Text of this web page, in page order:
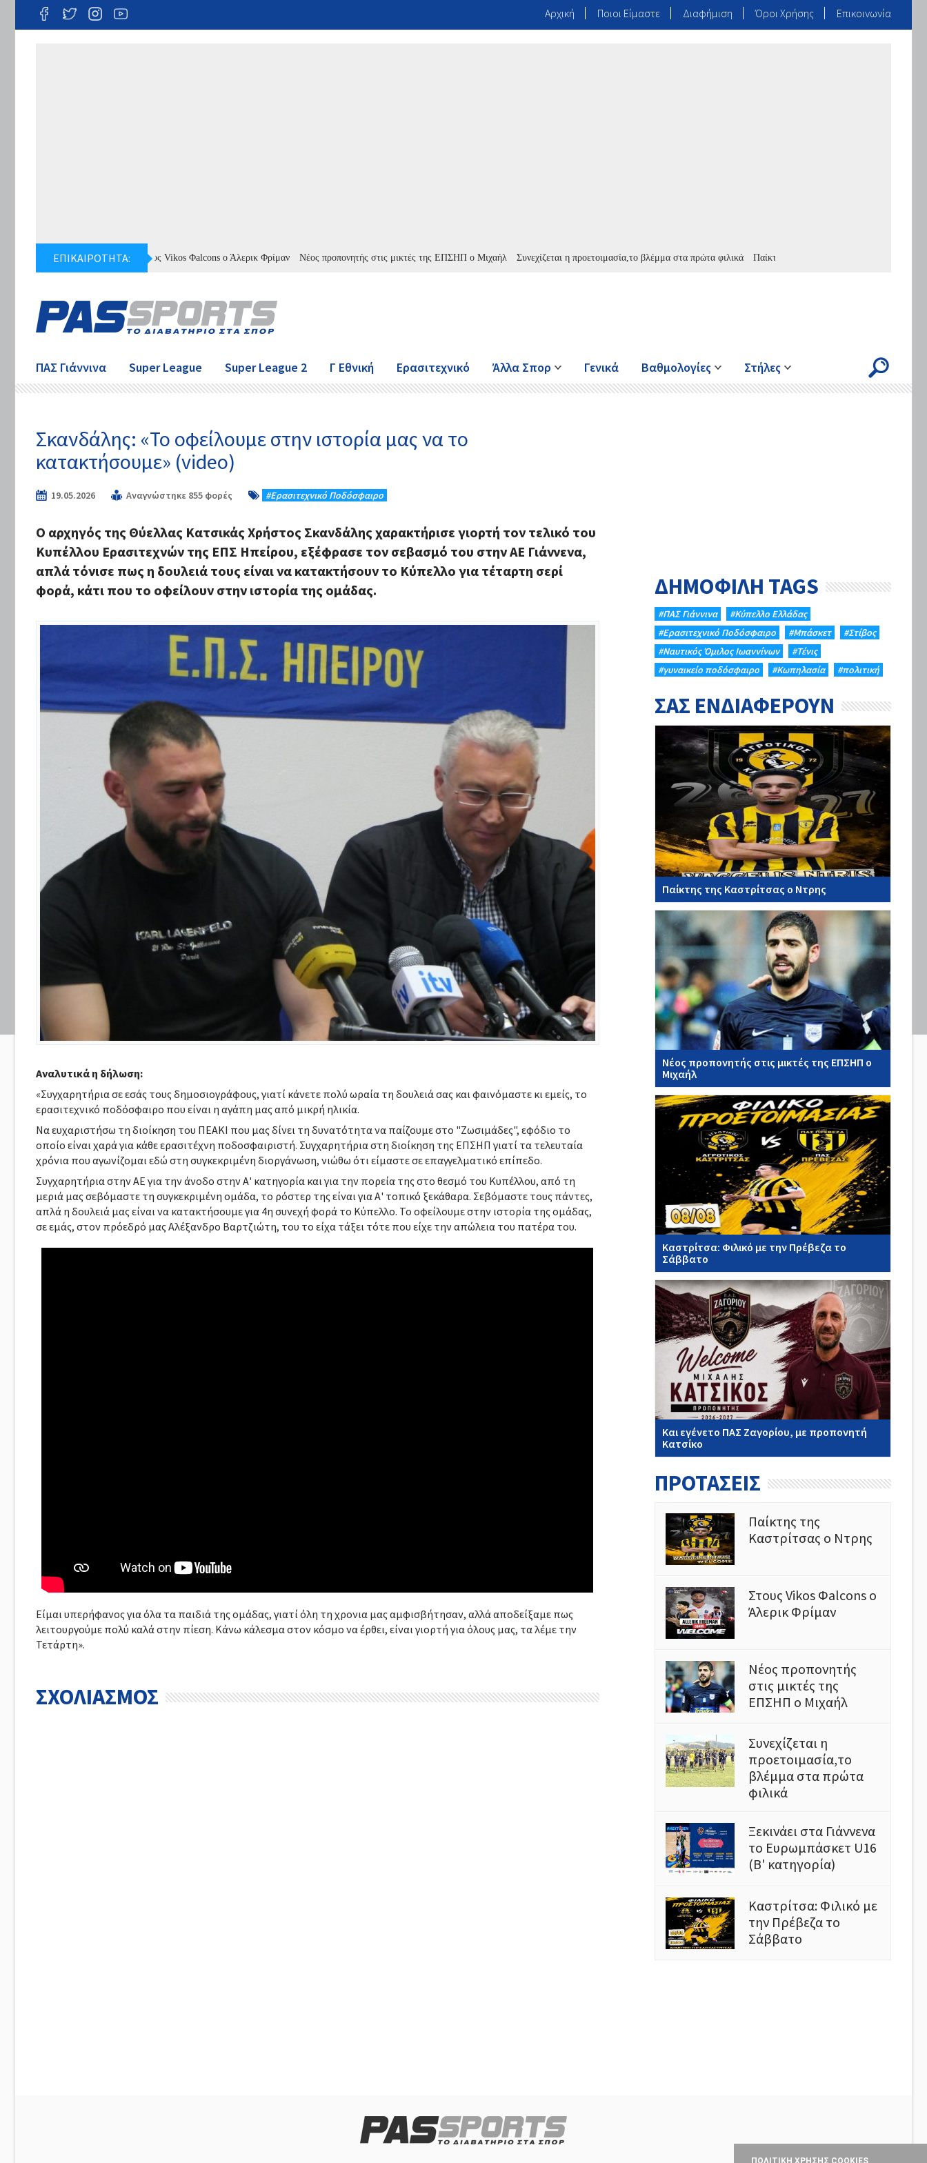
ΠΟΛΙΤΙΚΗ ΧΡΗΣΗΣ COOKIES
Αρχική Ποιοι Είμαστε Διαφήμιση Όροι Χρήσης Επικοινωνία
ΕΠΙΚΑΙΡΟΤΗΤΑ:Στους Vikos Φalcons ο Άλερικ Φρίμαν Νέος προπονητής στις μικτές της ΕΠΣΗΠ ο Μιχαήλ Συνεχίζεται η προετοιμασία,το βλέμμα στα πρώτα φιλικά Παίκτης της Καστρίτσας ο Ντρης
ΠΑΣ Γιάννινα Super League Super League 2 Γ Εθνική Ερασιτεχνικό Άλλα Σπορ Γενικά Βαθμολογίες Στήλες
Σκανδάλης: «Το οφείλουμε στην ιστορία μας να το
κατακτήσουμε» (video)
19.05.2026 Αναγνώστηκε 855 φορές #Eρασιτεχνικό Ποδόσφαιρο
Ο αρχηγός της Θύελλας Κατσικάς Χρήστος Σκανδάλης χαρακτήρισε γιορτή τον τελικό του
Κυπέλλου Ερασιτεχνών της ΕΠΣ Ηπείρου, εξέφρασε τον σεβασμό του στην ΑΕ Γιάννενα,
απλά τόνισε πως η δουλειά τους είναι να κατακτήσουν το Κύπελλο για τέταρτη σερί
φορά, κάτι που το οφείλουν στην ιστορία της ομάδας.
Αναλυτικά η δήλωση:
«Συγχαρητήρια σε εσάς τους δημοσιογράφους, γιατί κάνετε πολύ ωραία τη δουλειά σας και φαινόμαστε κι εμείς, το
ερασιτεχνικό ποδόσφαιρο που είναι η αγάπη μας από μικρή ηλικία.
Να ευχαριστήσω τη διοίκηση του ΠΕΑΚΙ που μας δίνει τη δυνατότητα να παίζουμε στο "Ζωσιμάδες", εφόδιο το
οποίο είναι χαρά για κάθε ερασιτέχνη ποδοσφαιριστή. Συγχαρητήρια στη διοίκηση της ΕΠΣΗΠ γιατί τα τελευταία
χρόνια που αγωνίζομαι εδώ στη συγκεκριμένη διοργάνωση, νιώθω ότι είμαστε σε επαγγελματικό επίπεδο.
Συγχαρητήρια στην ΑΕ για την άνοδο στην Α' κατηγορία και για την πορεία της στο θεσμό του Κυπέλλου, από τη
μεριά μας σεβόμαστε τη συγκεκριμένη ομάδα, το ρόστερ της είναι για Α' τοπικό ξεκάθαρα. Σεβόμαστε τους πάντες,
απλά η δουλειά μας είναι να κατακτήσουμε για 4η συνεχή φορά το Κύπελλο. Το οφείλουμε στην ιστορία της ομάδας,
σε εμάς, στον πρόεδρό μας Αλέξανδρο Βαρτζιώτη, του το είχα τάξει τότε που είχε την απώλεια του πατέρα του.
Είμαι υπερήφανος για όλα τα παιδιά της ομάδας, γιατί όλη τη χρονια μας αμφισβήτησαν, αλλά αποδείξαμε πως
λειτουργούμε πολύ καλά στην πίεση. Κάνω κάλεσμα στον κόσμο να έρθει, είναι γιορτή για όλους μας, τα λέμε την
Τετάρτη».
ΣΧΟΛΙΑΣΜΟΣ
ΔΗΜΟΦΙΛΗ TAGS
#ΠΑΣ Γιάννινα
#Κύπελλο Ελλάδας
#Eρασιτεχνικό Ποδόσφαιρο
#Μπάσκετ
#Στίβος
#Ναυτικός Όμιλος Ιωαννίνων
#Τένις
#γυναικείο ποδόσφαιρο
#Κωπηλασία #πολιτική
ΣΑΣ ΕΝΔΙΑΦΕΡΟΥΝ
Παίκτης της Καστρίτσας ο Ντρης
Νέος προπονητής στις μικτές της ΕΠΣΗΠ ο
Μιχαήλ
Καστρίτσα: Φιλικό με την Πρέβεζα το
Σάββατο
Και εγένετο ΠΑΣ Ζαγορίου, με προπονητή
Κατσίκο
ΠΡΟΤΑΣΕΙΣ
Παίκτης της
Καστρίτσας ο Ντρης
Στους Vikos Φalcons ο
Άλερικ Φρίμαν
Νέος προπονητής
στις μικτές της
ΕΠΣΗΠ ο Μιχαήλ
Συνεχίζεται η
προετοιμασία,το
βλέμμα στα πρώτα
φιλικά
Ξεκινάει στα Γιάννενα
το Ευρωμπάσκετ U16
(Β' κατηγορία)
Καστρίτσα: Φιλικό με
την Πρέβεζα το
Σάββατο